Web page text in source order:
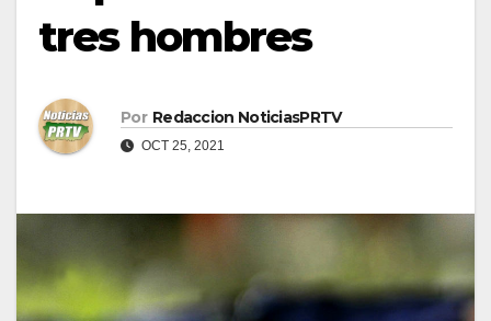
tres hombres
Por Redaccion NoticiasPRTV
OCT 25, 2021